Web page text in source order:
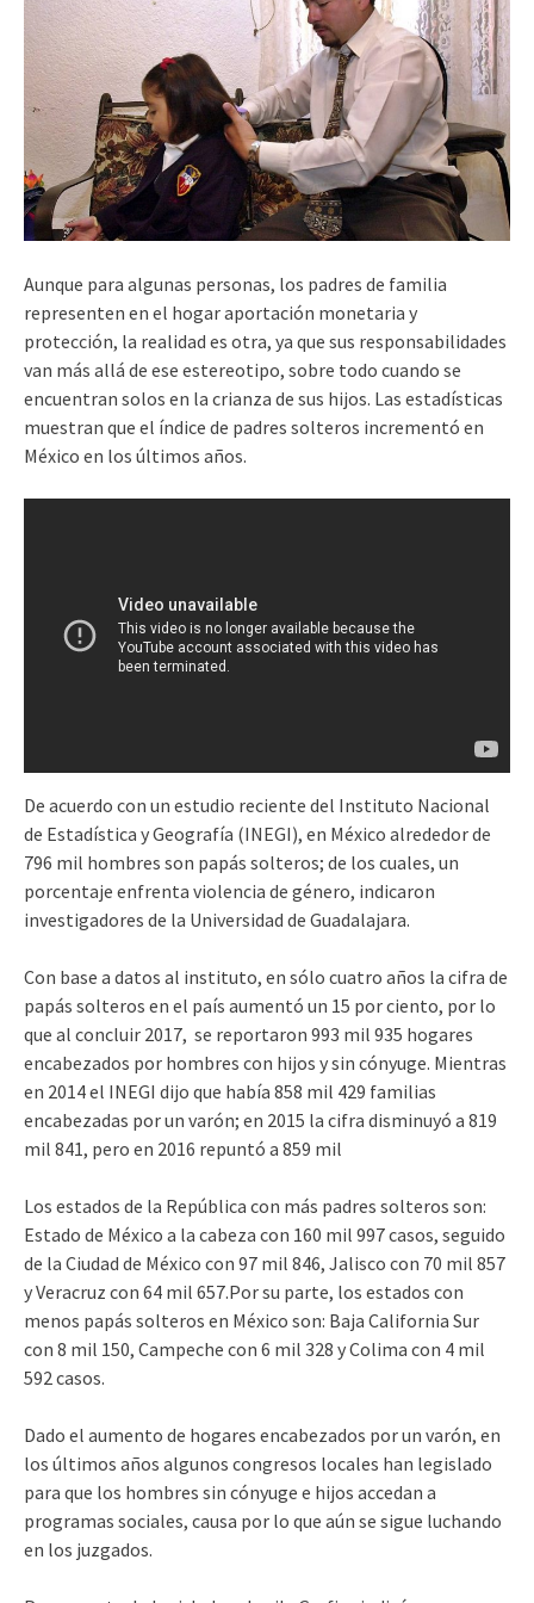
Aunque para algunas personas, los padres de familia
representen en el hogar aportación monetaria y
protección, la realidad es otra, ya que sus responsabilidades
van más allá de ese estereotipo, sobre todo cuando se
encuentran solos en la crianza de sus hijos. Las estadísticas
muestran que el índice de padres solteros incrementó en
México en los últimos años.
De acuerdo con un estudio reciente del Instituto Nacional
de Estadística y Geografía (INEGI), en México alrededor de
796 mil hombres son papás solteros; de los cuales, un
porcentaje enfrenta violencia de género, indicaron
investigadores de la Universidad de Guadalajara.
Con base a datos al instituto, en sólo cuatro años la cifra de
papás solteros en el país aumentó un 15 por ciento, por lo
que al concluir 2017, se reportaron 993 mil 935 hogares
encabezados por hombres con hijos y sin cónyuge. Mientras
en 2014 el INEGI dijo que había 858 mil 429 familias
encabezadas por un varón; en 2015 la cifra disminuyó a 819
mil 841, pero en 2016 repuntó a 859 mil
Los estados de la República con más padres solteros son:
Estado de México a la cabeza con 160 mil 997 casos, seguido
de la Ciudad de México con 97 mil 846, Jalisco con 70 mil 857
y Veracruz con 64 mil 657.Por su parte, los estados con
menos papás solteros en México son: Baja California Sur
con 8 mil 150, Campeche con 6 mil 328 y Colima con 4 mil
592 casos.
Dado el aumento de hogares encabezados por un varón, en
los últimos años algunos congresos locales han legislado
para que los hombres sin cónyuge e hijos accedan a
programas sociales, causa por lo que aún se sigue luchando
en los juzgados.